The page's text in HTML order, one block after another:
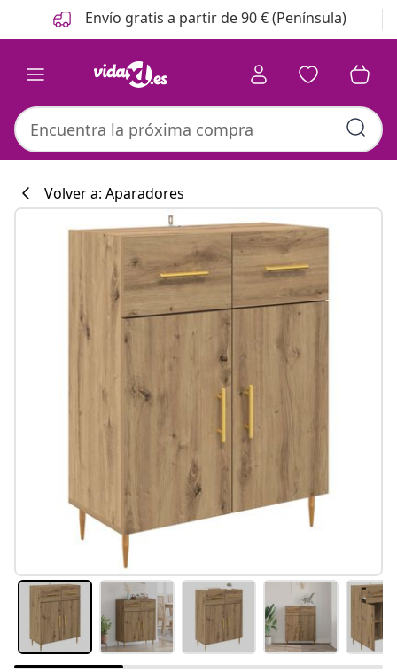
Anterior
Siguiente Envío gratis a partir de 90 € (Península)
#sharemevidaxl
Colección de
Volver a: Aparadores